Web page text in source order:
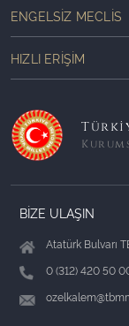
ENGELSIZ MECLIS
HIZLI ERIŞIM
BİZE ULAŞIN
Atatürk Bulvarı
0 (312) 420 50